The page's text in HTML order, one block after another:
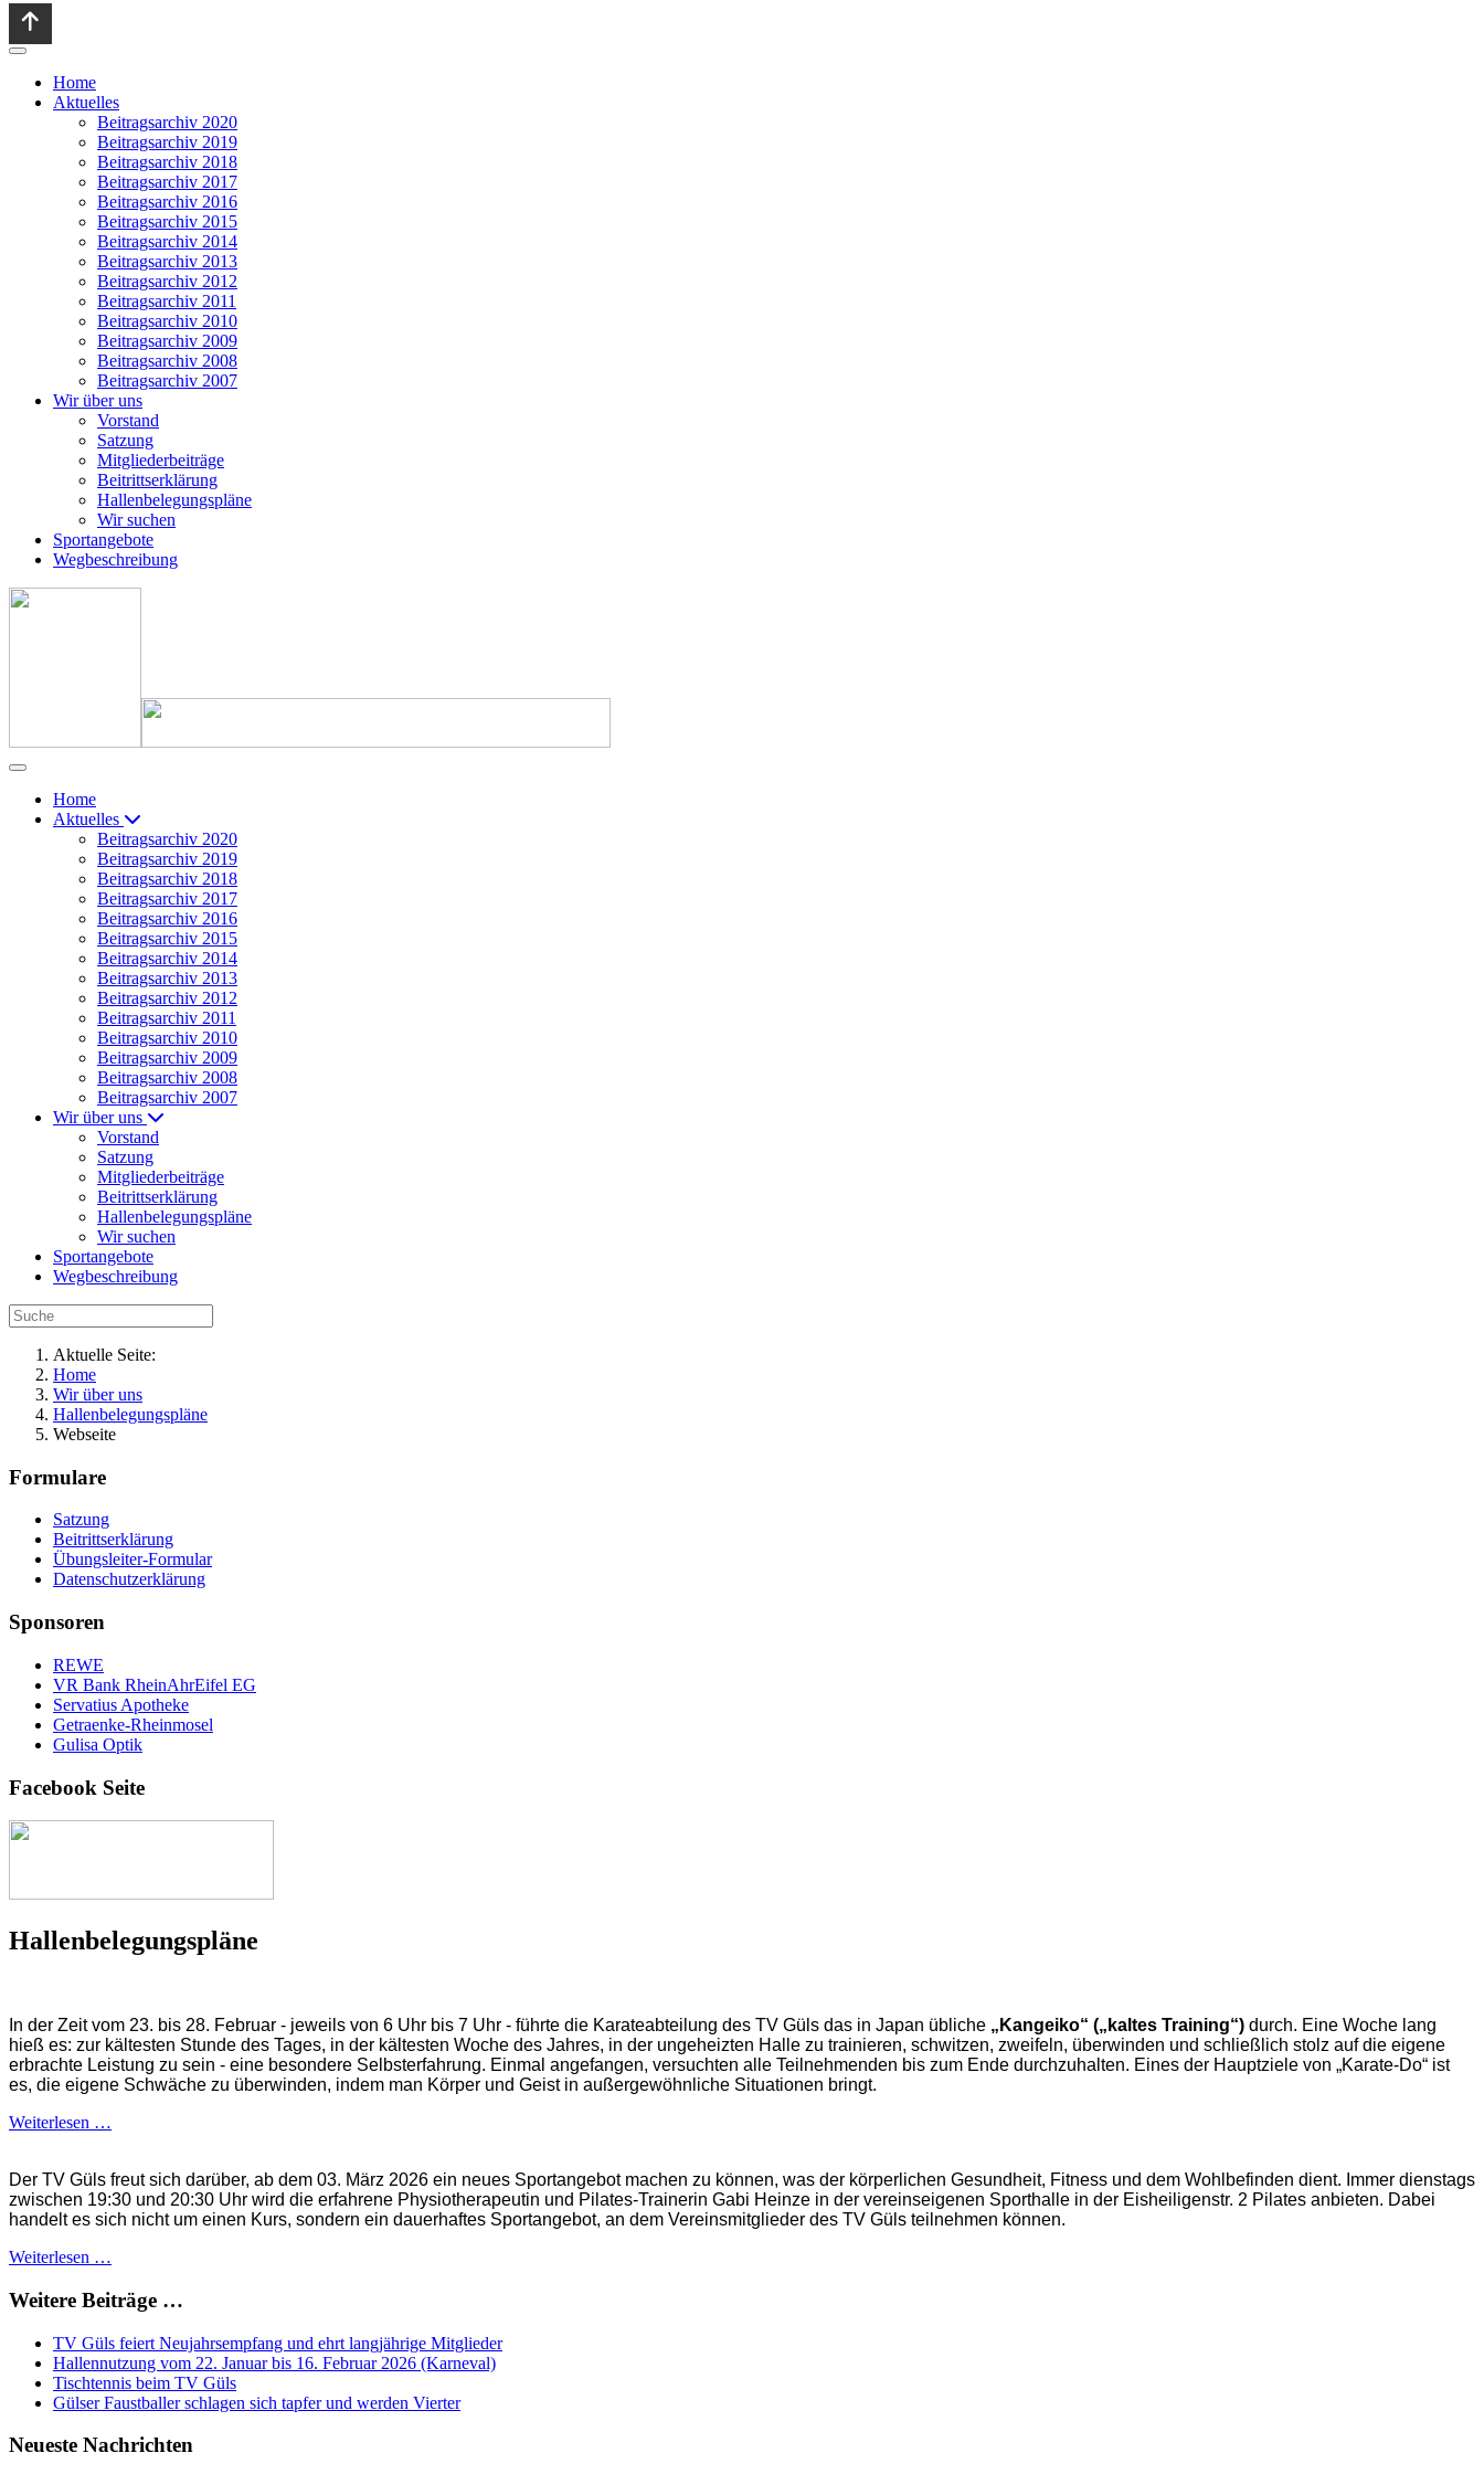
Home
Aktuelles
Beitragsarchiv 2020
Beitragsarchiv 2019
Beitragsarchiv 2018
Beitragsarchiv 2017
Beitragsarchiv 2016
Beitragsarchiv 2015
Beitragsarchiv 2014
Beitragsarchiv 2013
Beitragsarchiv 2012
Beitragsarchiv 2011
Beitragsarchiv 2010
Beitragsarchiv 2009
Beitragsarchiv 2008
Beitragsarchiv 2007
Wir über uns
Vorstand
Satzung
Mitgliederbeiträge
Beitrittserklärung
Hallenbelegungspläne
Wir suchen
Sportangebote
Wegbeschreibung
Home
Aktuelles
Beitragsarchiv 2020
Beitragsarchiv 2019
Beitragsarchiv 2018
Beitragsarchiv 2017
Beitragsarchiv 2016
Beitragsarchiv 2015
Beitragsarchiv 2014
Beitragsarchiv 2013
Beitragsarchiv 2012
Beitragsarchiv 2011
Beitragsarchiv 2010
Beitragsarchiv 2009
Beitragsarchiv 2008
Beitragsarchiv 2007
Wir über uns
Vorstand
Satzung
Mitgliederbeiträge
Beitrittserklärung
Hallenbelegungspläne
Wir suchen
Sportangebote
Wegbeschreibung
Aktuelle Seite:
Home
Wir über uns
Hallenbelegungspläne
Webseite
Formulare
Satzung
Beitrittserklärung
Übungsleiter-Formular
Datenschutzerklärung
Sponsoren
REWE
VR Bank RheinAhrEifel EG
Servatius Apotheke
Getraenke-Rheinmosel
Gulisa Optik
Facebook Seite
Hallen­belegungs­pläne
In der Zeit vom 23. bis 28. Februar - jeweils von 6 Uhr bis 7 Uhr - führte die Karateabteilung des TV Güls das in Japan übliche „Kangeiko“ („kaltes Training“) durch. Eine Woche lang
hieß es: zur kältesten Stunde des Tages, in der kältesten Woche des Jahres, in der ungeheizten Halle zu trainieren, schwitzen, zweifeln, überwinden und schließlich stolz auf die eigene
erbrachte Leistung zu sein - eine besondere Selbsterfahrung. Einmal angefangen, versuchten alle Teilnehmenden bis zum Ende durchzuhalten. Eines der Hauptziele von „Karate-Do“ ist
es, die eigene Schwäche zu überwinden, indem man Körper und Geist in außergewöhnliche Situationen bringt.
Weiterlesen …
Der TV Güls freut sich darüber, ab dem 03. März 2026 ein neues Sportangebot machen zu können, was der körperlichen Gesundheit, Fitness und dem Wohlbefinden dient. Immer dienstags
zwischen 19:30 und 20:30 Uhr wird die erfahrene Physiotherapeutin und Pilates-Trainerin Gabi Heinze in der vereinseigenen Sporthalle in der Eisheiligenstr. 2 Pilates anbieten. Dabei
handelt es sich nicht um einen Kurs, sondern ein dauerhaftes Sportangebot, an dem Vereinsmitglieder des TV Güls teilnehmen können.
Weiterlesen …
Weitere Beiträge …
TV Güls feiert Neujahrsempfang und ehrt langjährige Mitglieder
Hallennutzung vom 22. Januar bis 16. Februar 2026 (Karneval)
Tischtennis beim TV Güls
Gülser Faustballer schlagen sich tapfer und werden Vierter
Neueste Nachrichten